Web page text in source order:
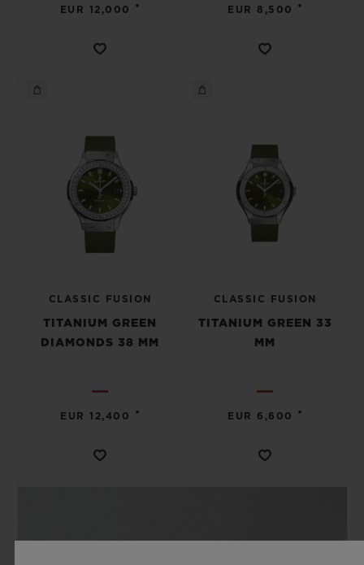
EUR 12,000 • EUR 8,500 •
CLASSIC FUSION
TITANIUM GREEN
DIAMONDS 38 MM
EUR 12,400 •
CLASSIC FUSION
TITANIUM GREEN 33
MM
EUR 6,600 •